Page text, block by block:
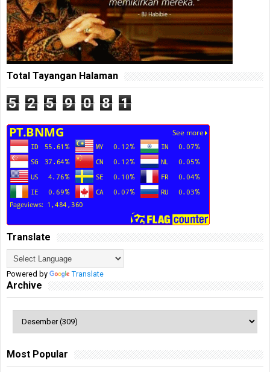
Total Tayangan Halaman
5 2 5 9 0 8 1
Translate
Powered by Translate
Archive
Most Popular